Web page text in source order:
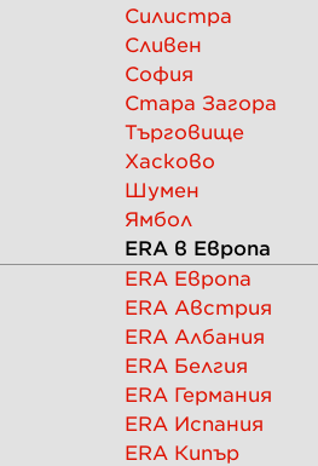
Силистра
Сливен
София
Стара Загора
Търговище
Хасково
Шумен
Ямбол
ERA в Европа
ERA Европа
ERA Австрия
ERA Албания
ERA Белгия
ERA Германия
ERA Испания
ERA Кипър